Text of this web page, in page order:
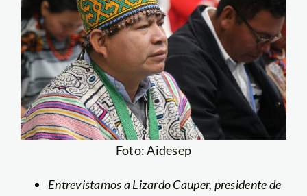
Foto: Aidesep
Entrevistamos a Lizardo Cauper, presidente de